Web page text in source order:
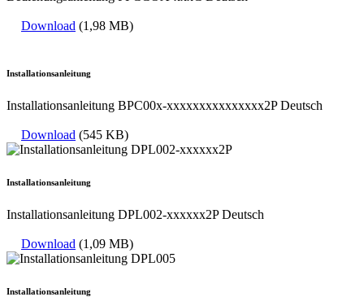
Download (1,98 MB)
Installationsanleitung
Installationsanleitung BPC00x-xxxxxxxxxxxxxxx2P Deutsch
Download (545 KB)
Installationsanleitung
Installationsanleitung DPL002-xxxxxx2P Deutsch
Download (1,09 MB)
Installationsanleitung